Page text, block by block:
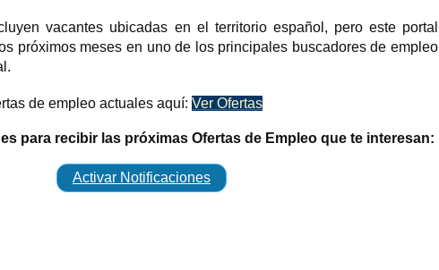
vacantes ubicadas en el territorio español, pero este portal
próximos meses en uno de los principales buscadores de empleo
de empleo actuales aquí: Ver Ofertas
para recibir las próximas Ofertas de Empleo que te interesan:
Activar Notificaciones